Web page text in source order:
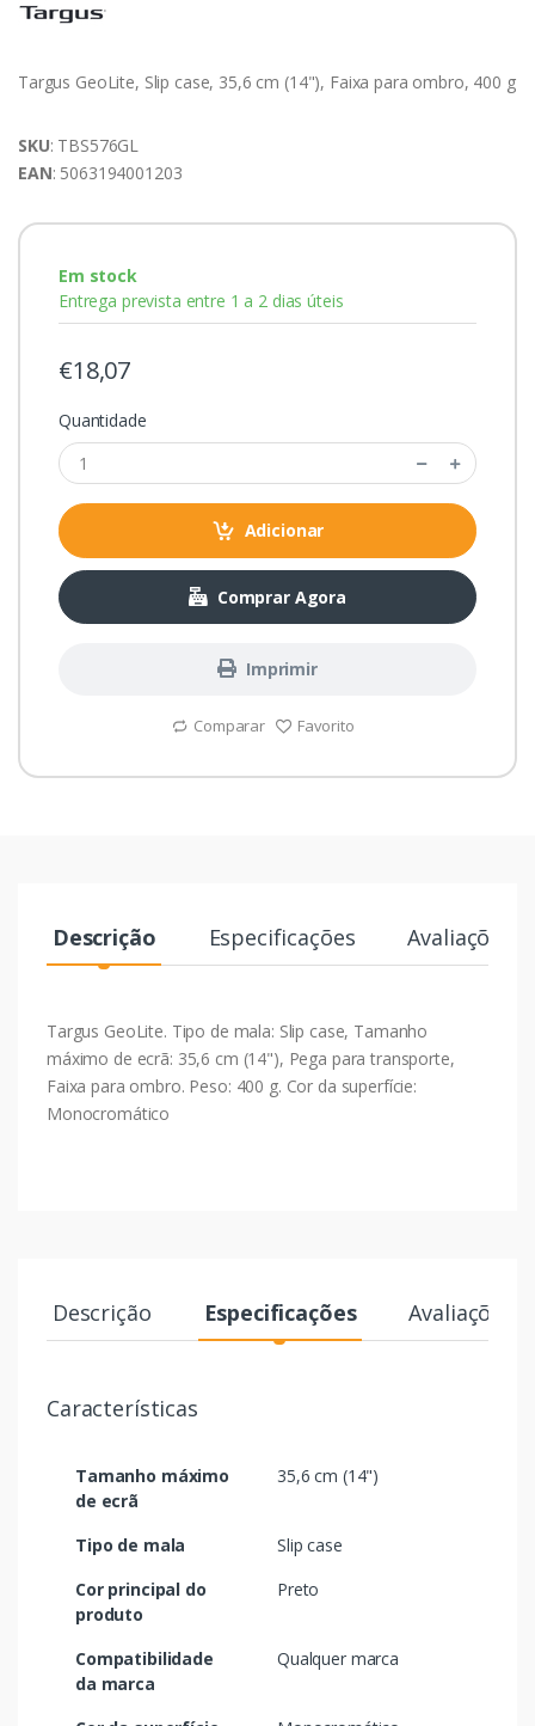
Targus GeoLite, Slip case, 35,6 cm (14"), Faixa para ombro, 400 g
SKU: TBS576GL
EAN: 5063194001203
Em stock
Entrega prevista entre 1 a 2 dias úteis
€18,07
Quantidade
Adicionar
Comprar Agora
Imprimir
Comparar Favorito
Descrição Especificações Avaliações
Targus GeoLite. Tipo de mala: Slip case, Tamanho
máximo de ecrã: 35,6 cm (14"), Pega para transporte,
Faixa para ombro. Peso: 400 g. Cor da superfície:
Monocromático
Descrição Especificações Avaliações
Características
Tamanho máximo
de ecrã
35,6 cm (14")
Tipo de mala
Slip case
Cor principal do
produto
Preto
Compatibilidade
da marca
Qualquer marca